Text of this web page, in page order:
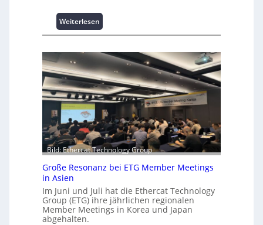
s
e
s
h
a
f
f
e
n
Weiterlesen:
U
i
v
e
r
s
a
l
A
u
t
o
a
t
i
Bild: Ethercat Technology Group
Große Resonanz bei ETG Member Meetings
in Asien
Im Juni und Juli hat die Ethercat Technology
Group (ETG) ihre jährlichen regionalen
Member Meetings in Korea und Japan
abgehalten.